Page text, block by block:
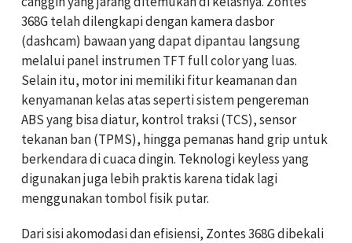
368G telah dilengkapi dengan kamera dasbor
(dashcam) bawaan yang dapat dipantau langsung
melalui panel instrumen TFT full color yang luas.
Selain itu, motor ini memiliki fitur keamanan dan
kenyamanan kelas atas seperti sistem pengereman
ABS yang bisa diatur, kontrol traksi (TCS), sensor
tekanan ban (TPMS), hingga pemanas hand grip untuk
berkendara di cuaca dingin. Teknologi keyless yang
digunakan juga lebih praktis karena tidak lagi
menggunakan tombol fisik putar.
Dari sisi akomodasi dan efisiensi, Zontes 368G dibekali